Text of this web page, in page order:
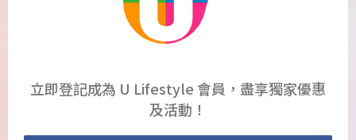
立即登記成為 U Lifestyle 會員，盡享獨家優惠
及活動！